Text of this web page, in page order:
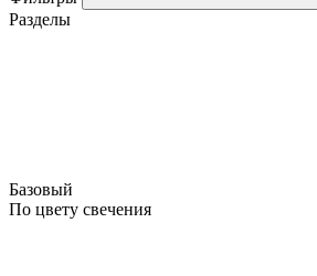
Разделы
Базовый
По цвету свечения